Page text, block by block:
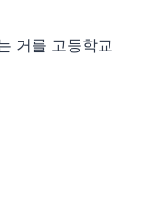
거를 고등학교